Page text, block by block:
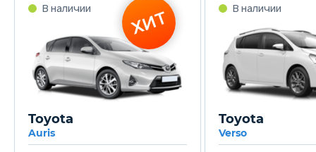
В наличии ХИТ
Toyota
Auris
В наличии
Toyota
Verso